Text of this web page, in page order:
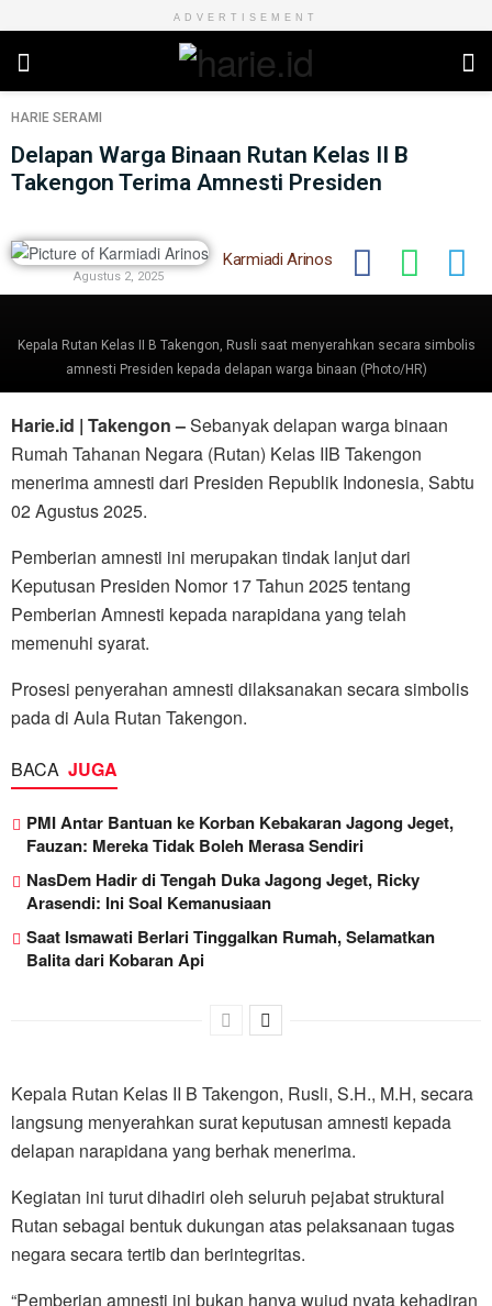
ADVERTISEMENT
HARIE SERAMI
Delapan Warga Binaan Rutan Kelas II B
Takengon Terima Amnesti Presiden
Karmiadi Arinos
Agustus 2, 2025
Kepala Rutan Kelas II B Takengon, Rusli saat menyerahkan secara simbolis
amnesti Presiden kepada delapan warga binaan (Photo/HR)
Harie.id | Takengon –Sebanyak delapan warga binaan
Rumah Tahanan Negara (Rutan) Kelas IIB Takengon
menerima amnesti dari Presiden Republik Indonesia, Sabtu
02 Agustus 2025.
Pemberian amnesti ini merupakan tindak lanjut dari
Keputusan Presiden Nomor 17 Tahun 2025 tentang
Pemberian Amnesti kepada narapidana yang telah
memenuhi syarat.
Prosesi penyerahan amnesti dilaksanakan secara simbolis
pada di Aula Rutan Takengon.
BACA JUGA
PMI Antar Bantuan ke Korban Kebakaran Jagong Jeget,
Fauzan: Mereka Tidak Boleh Merasa Sendiri
NasDem Hadir di Tengah Duka Jagong Jeget, Ricky
Arasendi: Ini Soal Kemanusiaan
Saat Ismawati Berlari Tinggalkan Rumah, Selamatkan
Balita dari Kobaran Api
Kepala Rutan Kelas II B Takengon, Rusli, S.H., M.H, secara
langsung menyerahkan surat keputusan amnesti kepada
delapan narapidana yang berhak menerima.
Kegiatan ini turut dihadiri oleh seluruh pejabat struktural
Rutan sebagai bentuk dukungan atas pelaksanaan tugas
negara secara tertib dan berintegritas.
“Pemberian amnesti ini bukan hanya wujud nyata kehadiran